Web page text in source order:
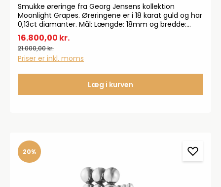
Smukke øreringe fra Georg Jensens kollektion
Moonlight Grapes. Øreringene er i 18 karat guld og har
0,13ct diamanter. Mål: Længde: 18mm og bredde:
12mm
16.800,00 kr.
21.000,00 kr.
Priser er inkl. moms
Læg i kurven
20%